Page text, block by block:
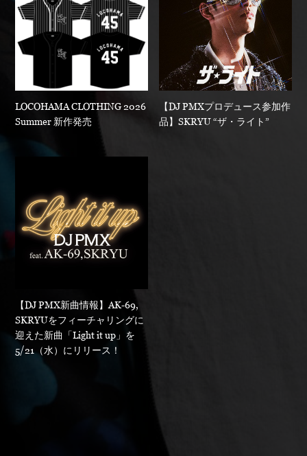
LOCOHAMA CLOTHING 2026
Summer 新作発売
【DJ PMXプロデュース参加作
品】SKRYU “ザ・ライト”
【DJ PMX新曲情報】AK-69,
SKRYUをフィーチャリングに
迎えた新曲「Light it up」を
5/21（水）にリリース！